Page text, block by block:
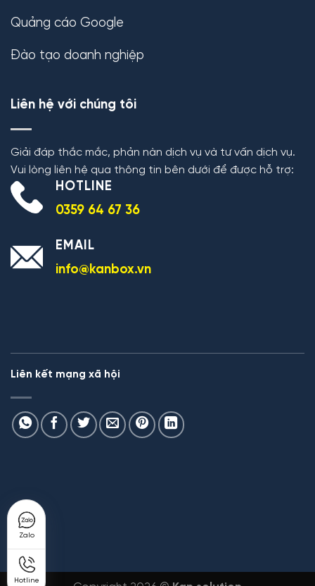
Zalo
Hotline
Quảng cáo Google
Đào tạo doanh nghiệp
Liên hệ với chúng tôi
Giải đáp thắc mắc, phản nàn dịch vụ và tư vấn dịch vụ.
Vui lòng liên hệ qua thông tin bên dưới để được hỗ trợ:
HOTLINE
0359 64 67 36
EMAIL
info@kanbox.vn
Liên kết mạng xã hội